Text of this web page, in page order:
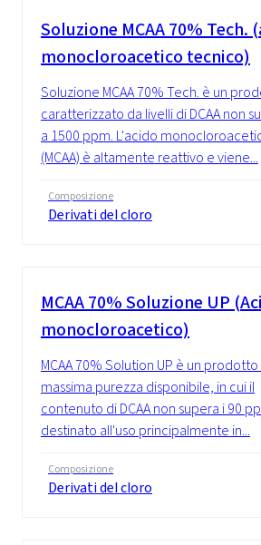
Soluzione MCAA 70% Tech.
monocloroacetico tecnico)
Soluzione MCAA 70% Tech. è un
caratterizzato da livelli di DCAA non
a 1500 ppm. L'acido
(MCAA) è altamente reattivo e viene...
Composizione
Derivati del cloro
MCAA 70% Soluzione UP
monocloroacetico)
MCAA 70% Solution UP è un
massima purezza disponibile, in cui il
contenuto di DCAA non supera i 90
destinato all'uso principalmente in...
Composizione
Derivati del cloro